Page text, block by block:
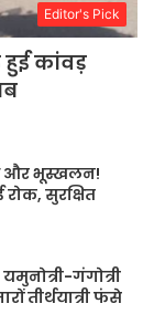
Editor's Pick
कांवड़
और भूस्खलन!
रोक, सुरक्षित
गंगोत्री
तीर्थयात्री फंसे